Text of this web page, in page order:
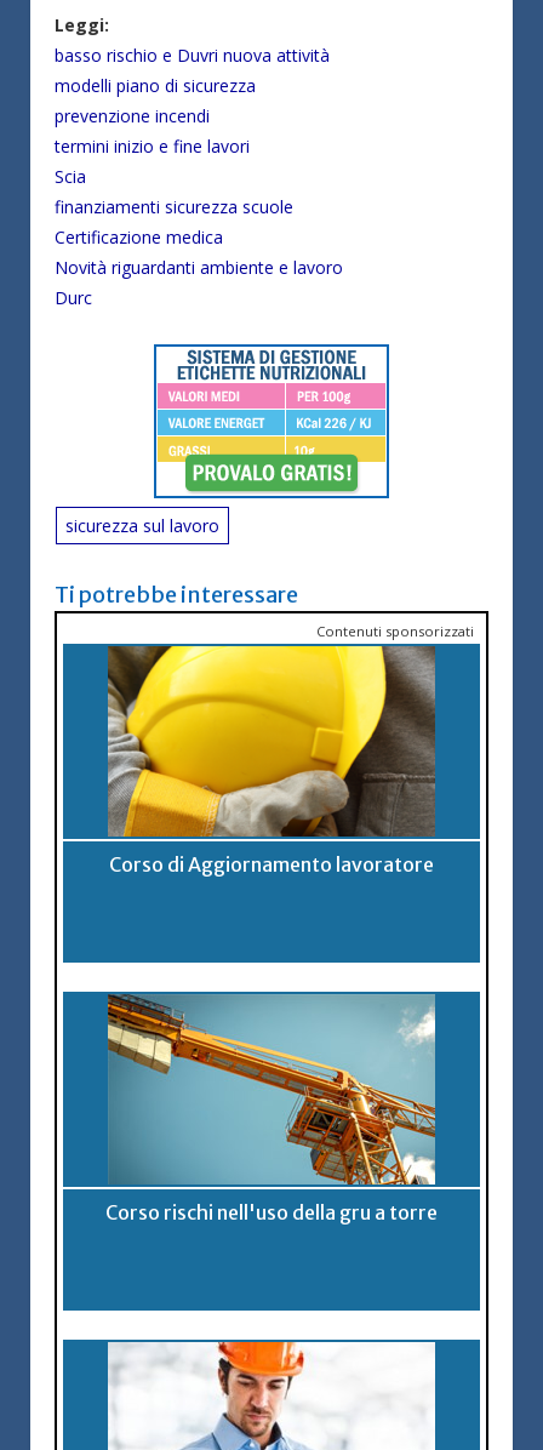
Leggi:
basso rischio e Duvri nuova attività
modelli piano di sicurezza
prevenzione incendi
termini inizio e fine lavori
Scia
finanziamenti sicurezza scuole
Certificazione medica
Novità riguardanti ambiente e lavoro
Durc
sicurezza sul lavoro
Ti potrebbe interessare
Contenuti sponsorizzati
Corso di Aggiornamento lavoratore
Corso rischi nell'uso della gru a torre